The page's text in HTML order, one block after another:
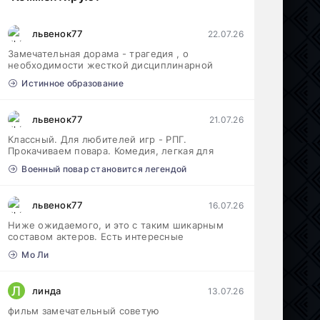
львенок77 22.07.26
Замечательная дорама - трагедия , о
необходимости жесткой дисциплинарной
Истинное образование
львенок77 21.07.26
Классный. Для любителей игр - РПГ.
Прокачиваем повара. Комедия, легкая для
Военный повар становится легендой
львенок77 16.07.26
Ниже ожидаемого, и это с таким шикарным
составом актеров. Есть интересные
Мо Ли
Л линда 13.07.26
фильм замечательный советую